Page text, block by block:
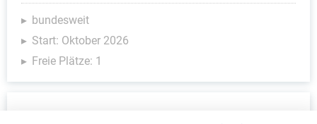
bundesweit
Start: Oktober 2026
Freie Plätze: 1